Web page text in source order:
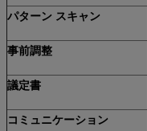
パターン スキャン
事前調整
議定書
コミュニケーション